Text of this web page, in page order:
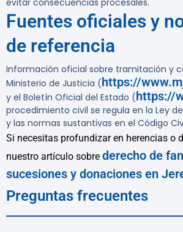
evitar consecuencias procesales.
Fuentes oficiales y
de referencia
Información oficial sobre tramitación y
Ministerio de Justicia (https://
y el Boletín Oficial del Estado (https://
procedimiento civil se regula en la Ley
y las normas sustantivas en el Código
Si necesitas profundizar en herencias o
nuestro artículo sobre derecho de
sucesiones y donaciones en
Preguntas frecuentes